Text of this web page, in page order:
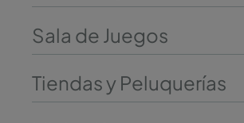
Sala de Juegos
Tiendas y Peluquerías